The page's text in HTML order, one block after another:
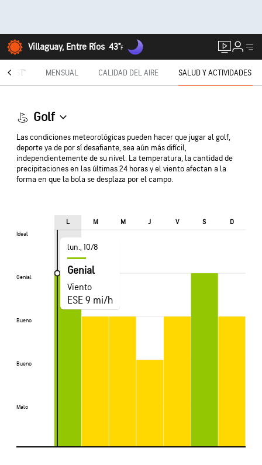
Villaguay, Entre Ríos 43°F
MENSUAL CALIDAD DEL AIRE SALUD Y ACTIVIDADES
Golf
Las condiciones meteorológicas pueden hacer que jugar al golf,
deporte ya de por sí desafiante, sea aún más difícil,
independientemente de su nivel. La temperatura, la cantidad de
precipitaciones en las últimas 24 horas y el viento afectan a la
forma en que la bola se desplaza por el campo.
Ideal
Genial
Bueno
Bueno
Malo
L M M J V S D
Ideal
Genial
Bueno
Bueno
Malo
lun., 10/8
Genial
Viento
ESE 9 mi/h